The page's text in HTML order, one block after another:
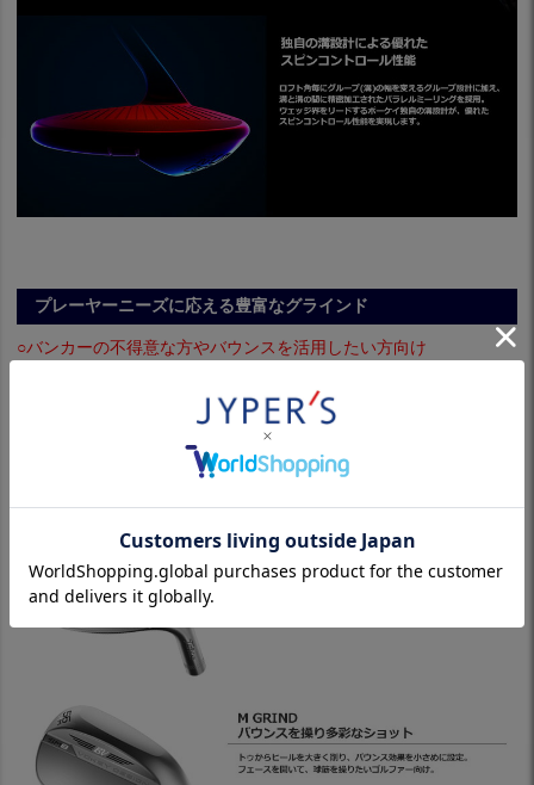
プレーヤーニーズに応える豊富なグラインド
○バンカーの不得意な方やバウンスを活用したい方向け
○開いて使うことが多い方やテクニックを駆使したい方向け
…中・上級者の要求に応えるモデル：[D GRIND][M GRIND][L GRI